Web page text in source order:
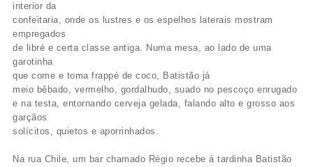
interior da
confeitaria, onde os lustres e os espelhos laterais mostram
empregados
de libré e certa classe antiga. Numa mesa, ao lado de uma
garotinha
que come e toma frappé de coco, Batistão já
meio bêbado, vermelho, gordalhudo, suado no pescoço enrugado
e na testa, entornando cerveja gelada, falando alto e grosso aos
garçãos
solícitos, quietos e aporrinhados.
Na rua Chile, um bar chamado Régio recebe à tardinha Batistão